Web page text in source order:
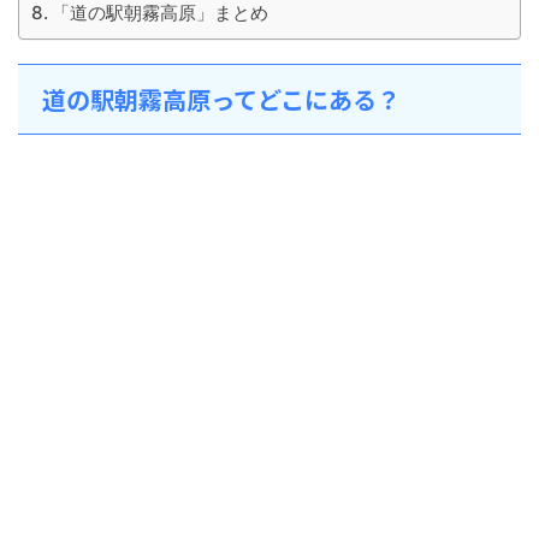
「道の駅朝霧高原」まとめ
道の駅朝霧高原ってどこにある？